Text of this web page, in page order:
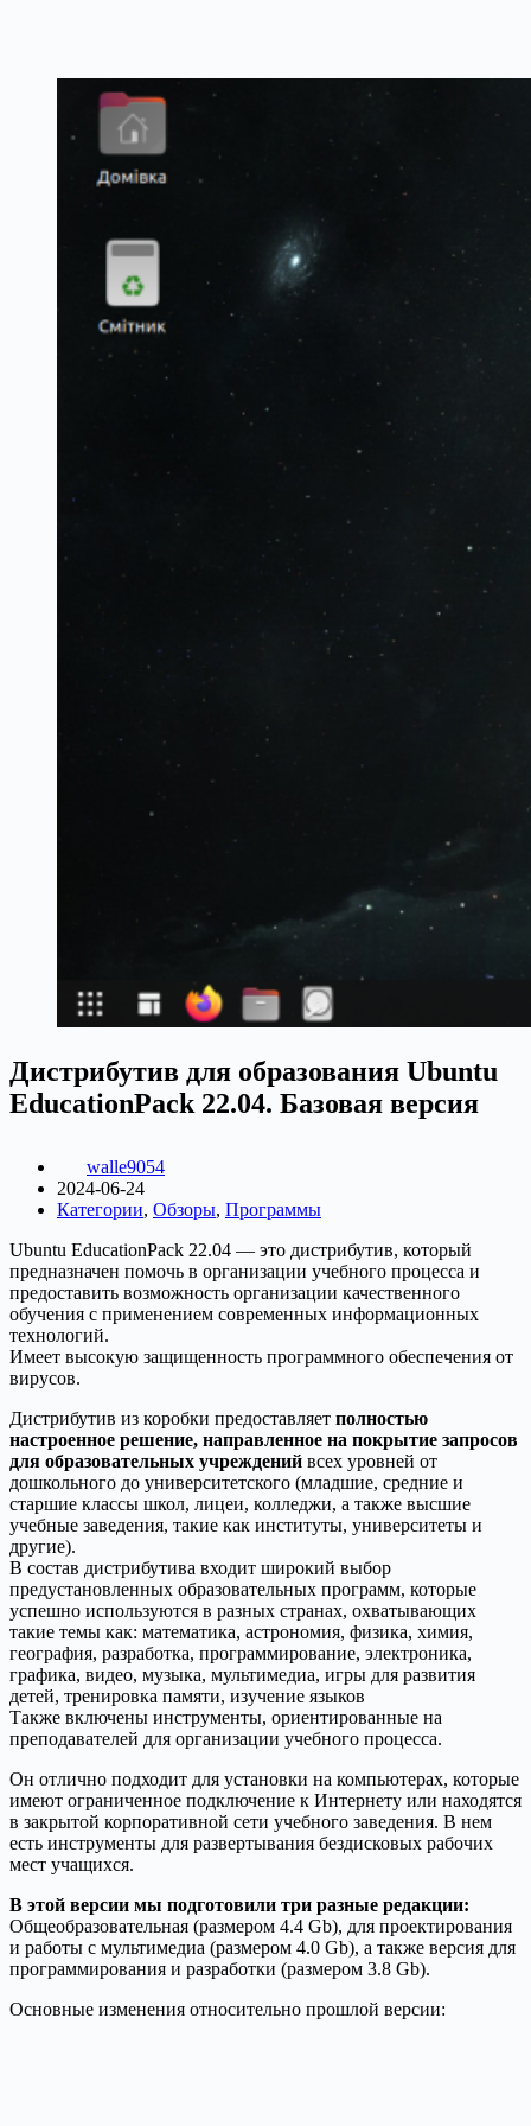
Дистрибутив для образования Ubuntu
EducationPack 22.04. Базовая версия
walle9054
2024-06-24
Категории, Обзоры, Программы
Ubuntu EducationPack 22.04 — это дистрибутив, который
предназначен помочь в организации учебного процесса и
предоставить возможность организации качественного
обучения с применением современных информационных
технологий.
Имеет высокую защищенность программного обеспечения от
вирусов.
Дистрибутив из коробки предоставляет полностью
настроенное решение, направленное на покрытие запросов
для образовательных учреждений всех уровней от
дошкольного до университетского (младшие, средние и
старшие классы школ, лицеи, колледжи, а также высшие
учебные заведения, такие как институты, университеты и
другие).
В состав дистрибутива входит широкий выбор
предустановленных образовательных программ, которые
успешно используются в разных странах, охватывающих
такие темы как: математика, астрономия, физика, химия,
география, разработка, программирование, электроника,
графика, видео, музыка, мультимедиа, игры для развития
детей, тренировка памяти, изучение языков
Также включены инструменты, ориентированные на
преподавателей для организации учебного процесса.
Он отлично подходит для установки на компьютерах, которые
имеют ограниченное подключение к Интернету или находятся
в закрытой корпоративной сети учебного заведения. В нем
есть инструменты для развертывания бездисковых рабочих
мест учащихся.
В этой версии мы подготовили три разные редакции:
Общеобразовательная (размером 4.4 Gb), для проектирования
и работы с мультимедиа (размером 4.0 Gb), а также версия для
программирования и разработки (размером 3.8 Gb).
Основные изменения относительно прошлой версии: